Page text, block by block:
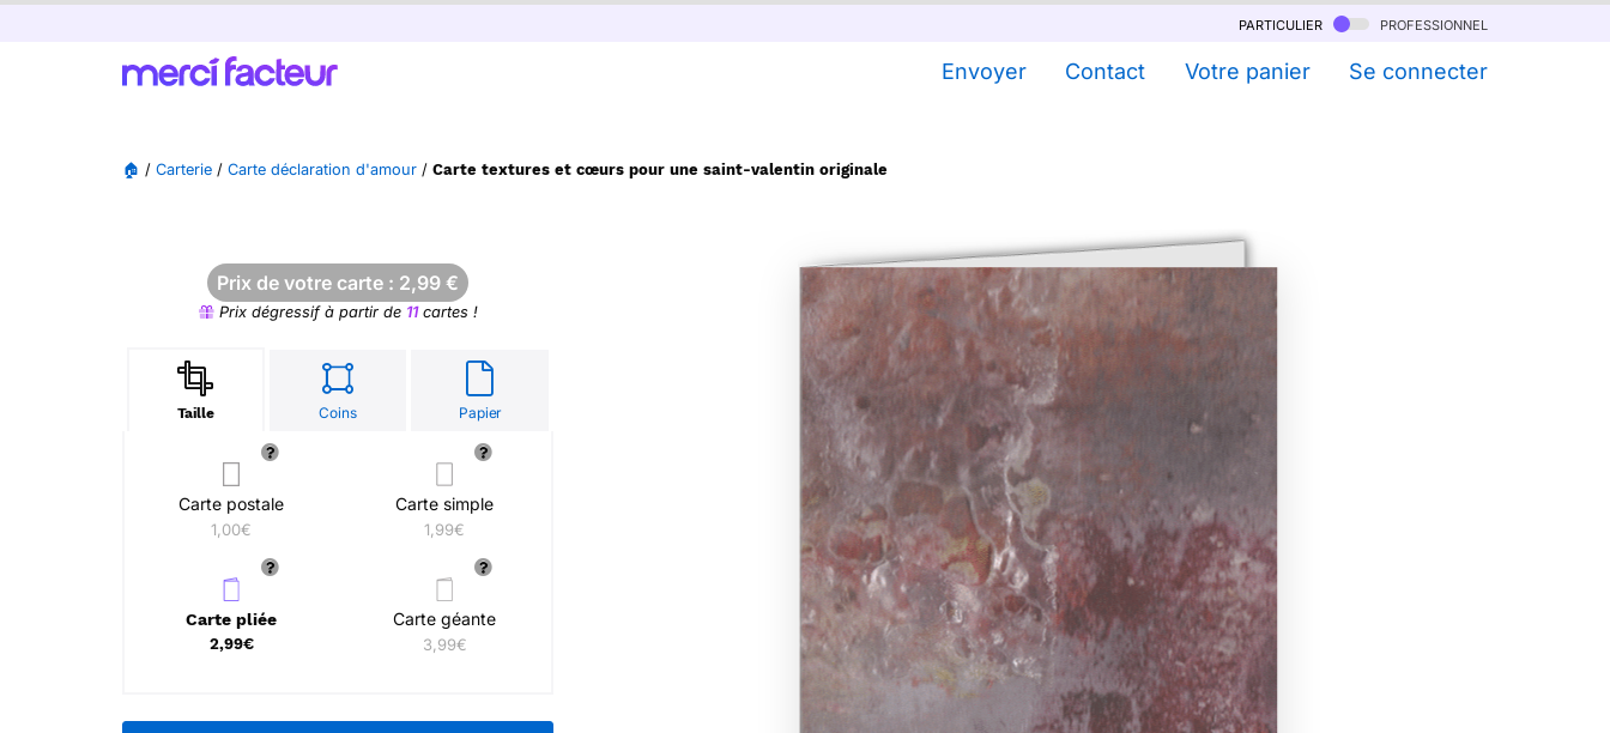
particulier professionnel
Envoyer Contact Votre panier Se connecter
🏠 / Carterie / Carte déclaration d'amour / Carte textures et cœurs pour une saint-valentin originale
Prix de votre carte : 2,99 €
Prix dégressif à partir de 11cartes !
Taille Coins Papier
Carte postale
1,00€
Carte simple
1,99€
Carte pliée
2,99€
Carte géante
3,99€